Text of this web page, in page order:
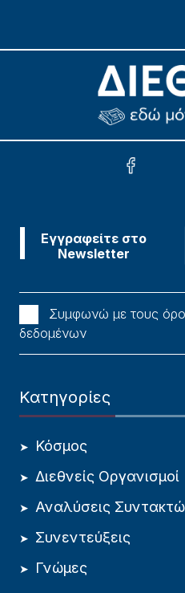
Συμφωνώ με τους
δεδομένων
Κατηγορίες
Κόσμος
Διεθνείς Οργανισμοί
Αναλύσεις
Συνεντεύξεις
Γνώμες